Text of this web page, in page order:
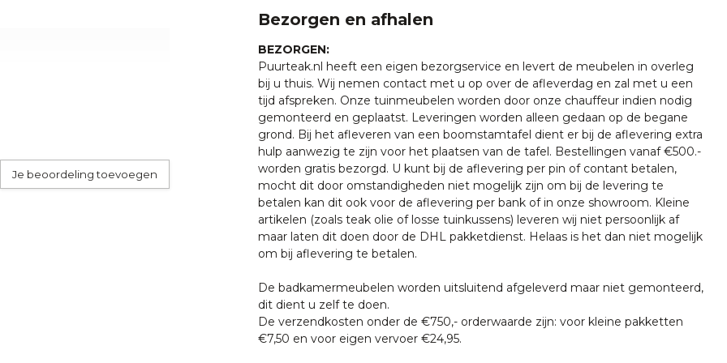
door lokale
De producten zijn
een van onze
bent uiteraard ook
klaar staan om u te
Je beoordeling toevoegen
Bezorgen en afhalen
BEZORGEN:
Puurteak.nl heeft een eigen bezorgservice en levert de meubelen in overleg
bij u thuis. Wij nemen contact met u op over de afleverdag en zal met u een
tijd afspreken. Onze tuinmeubelen worden door onze chauffeur indien nodig
gemonteerd en geplaatst. Leveringen worden alleen gedaan op de begane
grond. Bij het afleveren van een boomstamtafel dient er bij de aflevering extra
hulp aanwezig te zijn voor het plaatsen van de tafel. Bestellingen vanaf €500.-
worden gratis bezorgd. U kunt bij de aflevering per pin of contant betalen,
mocht dit door omstandigheden niet mogelijk zijn om bij de levering te
betalen kan dit ook voor de aflevering per bank of in onze showroom. Kleine
artikelen (zoals teak olie of losse tuinkussens) leveren wij niet persoonlijk af
maar laten dit doen door de DHL pakketdienst. Helaas is het dan niet mogelijk
om bij aflevering te betalen.
De badkamermeubelen worden uitsluitend afgeleverd maar niet gemonteerd,
dit dient u zelf te doen.
De verzendkosten onder de €750,- orderwaarde zijn: voor kleine pakketten
€7,50 en voor eigen vervoer €24,95.